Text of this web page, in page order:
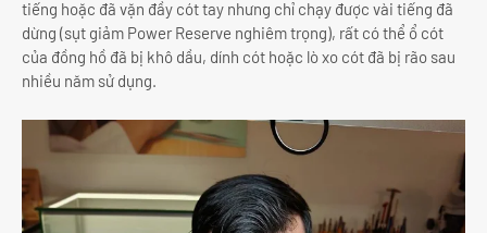
tiếng hoặc đã vặn đầy cót tay nhưng chỉ chạy được vài tiếng đã
dừng (sụt giảm Power Reserve nghiêm trọng), rất có thể ổ cót
của đồng hồ đã bị khô dầu, dính cót hoặc lò xo cót đã bị rão sau
nhiều năm sử dụng.